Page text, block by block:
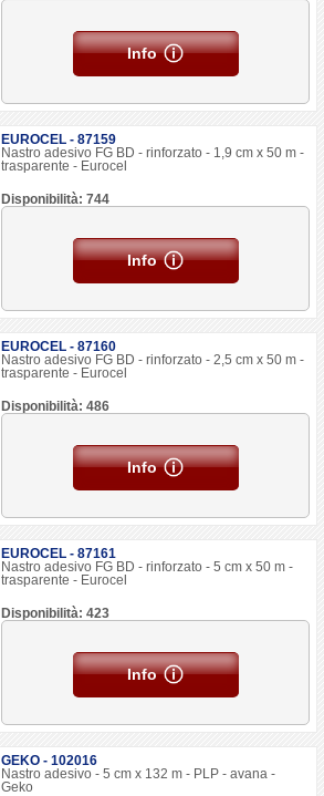
Info
EUROCEL - 87159
Nastro adesivo FG BD - rinforzato - 1,9 cm x 50 m -
trasparente - Eurocel
Disponibilità: 744
Info
EUROCEL - 87160
Nastro adesivo FG BD - rinforzato - 2,5 cm x 50 m -
trasparente - Eurocel
Disponibilità: 486
Info
EUROCEL - 87161
Nastro adesivo FG BD - rinforzato - 5 cm x 50 m -
trasparente - Eurocel
Disponibilità: 423
Info
GEKO - 102016
Nastro adesivo - 5 cm x 132 m - PLP - avana -
Geko